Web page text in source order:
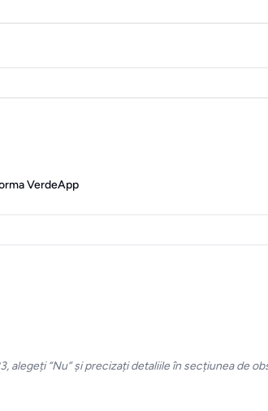
VerdeApp
“Nu” și precizați detaliile în secțiunea de